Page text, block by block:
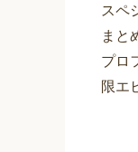
スペ
まと
プロ
限エ